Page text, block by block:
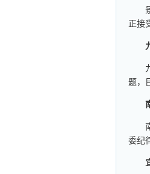
正接
题，
委纪